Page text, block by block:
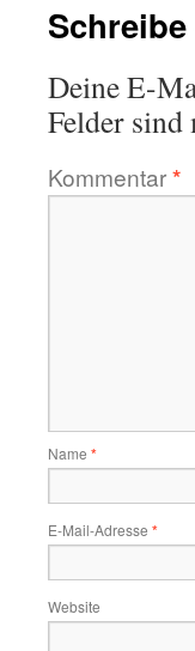
Deine E-
Felder sind
Kommentar*
Name *
E-Mail-Adresse *
Website